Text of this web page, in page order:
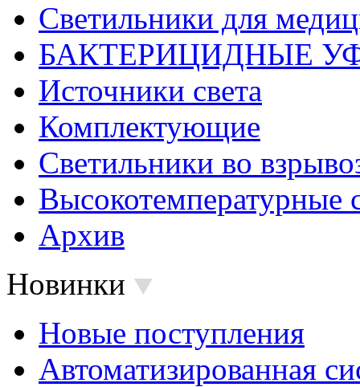
Светильники для
БАКТЕРИЦИДНЫЕ
Источники света
Комплектующие
Светильники во
Высокотемпературные
Архив
Новинки
Новые поступления
Автоматизированная